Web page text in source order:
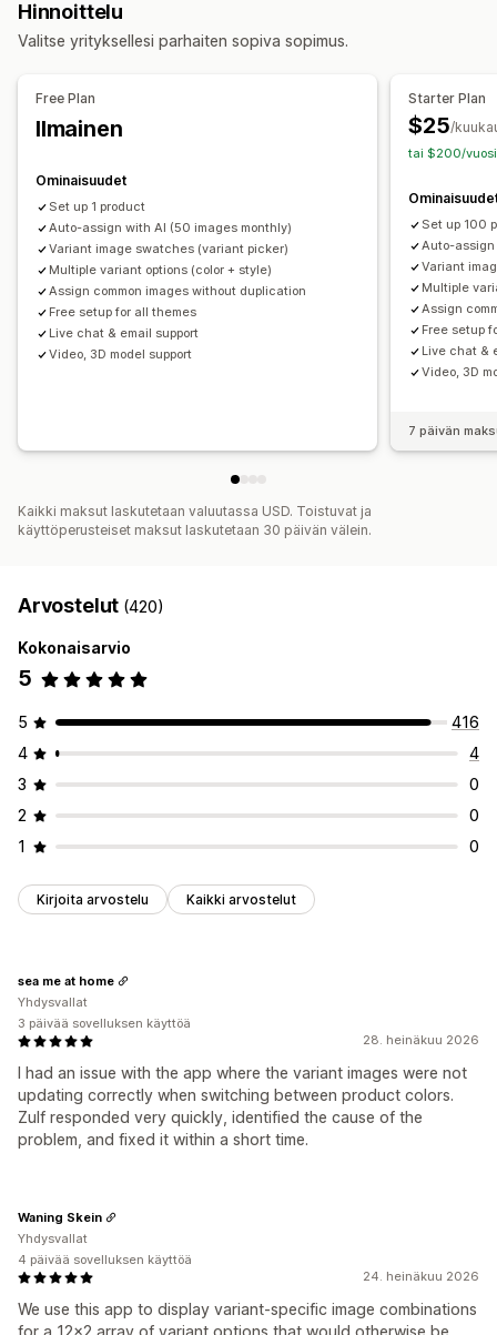
Varasto
Varaston saatavuus
Liukusäädin Video
Hover-efektit
Hinnoittelu
Valitse yrityksellesi parhaiten sopiva sopimus.
Free Plan
Ilmainen
Ominaisuudet
Set up 1 product
Auto-assign with AI (50 images monthly)
Variant image swatches (variant picker)
Multiple variant options (color + style)
Assign common images without duplication
Free setup for all themes
Live chat & email support
Video, 3D model support
Starter Plan
$25/
tai $200/
Set up 100
Auto-
Variant
Multiple
Assign
Free setup
Live chat &
Video, 3D
7 päivän
Kaikki maksut laskutetaan valuutassa USD. Toistuvat ja
käyttöperusteiset maksut laskutetaan 30 päivän välein.
Arvostelut (420)
Kokonaisarvio
5
5
416
4
4
3
0
2
0
1
0
Kirjoita arvostelu Kaikki arvostelut
28. heinäkuu 2026
I had an issue with the app where the variant images were not
updating correctly when switching between product colors.
Zulf responded very quickly, identified the cause of the
problem, and fixed it within a short time.
sea me at home
Yhdysvallat
3 päivää sovelluksen käyttöä
24. heinäkuu 2026
We use this app to display variant-specific image combinations
Waning Skein
Yhdysvallat
4 päivää sovelluksen käyttöä